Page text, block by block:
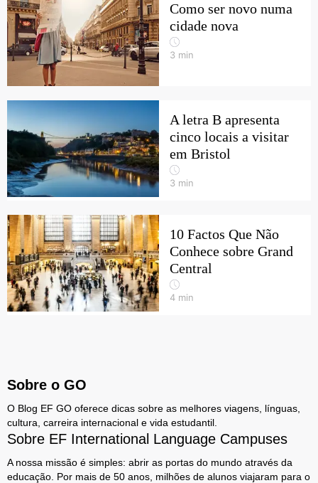
Como ser novo numa
cidade nova
3 min
A letra B apresenta
cinco locais a visitar
em Bristol
3 min
10 Factos Que Não
Conhece sobre Grand
Central
4 min
Sobre o GO
O Blog EF GO oferece dicas sobre as melhores viagens, línguas,
cultura, carreira internacional e vida estudantil.
Sobre EF International Language Campuses
A nossa missão é simples: abrir as portas do mundo através da
educação. Por mais de 50 anos, milhões de alunos viajaram para o